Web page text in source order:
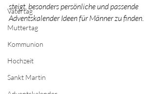
Vatertag
Muttertag
Kommunion
Hochzeit
Sankt Martin
steigt, besonders persönliche und passende
Adventskalender Ideen für Männer zu finden.